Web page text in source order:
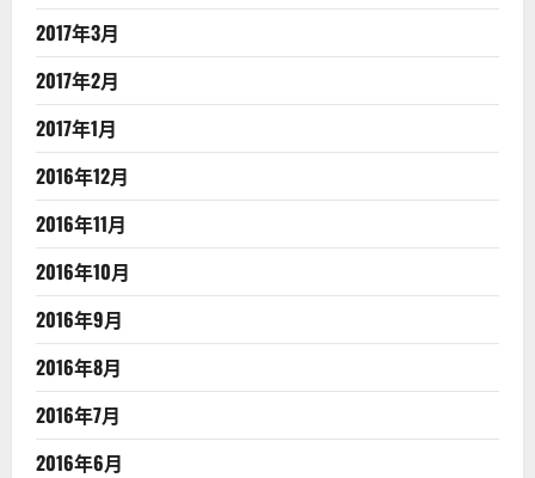
2017年3月
2017年2月
2017年1月
2016年12月
2016年11月
2016年10月
2016年9月
2016年8月
2016年7月
2016年6月